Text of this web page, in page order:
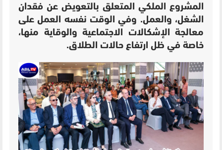
المشروع الملكي المتعلق بالتعويض عن فقدان
الشغل، والعمل. وفي الوقت نفسه العمل على
معالجة الإشكالات الاجتماعية والوقاية منها،
خاصة في ظل ارتفاع حالات الطلاق.